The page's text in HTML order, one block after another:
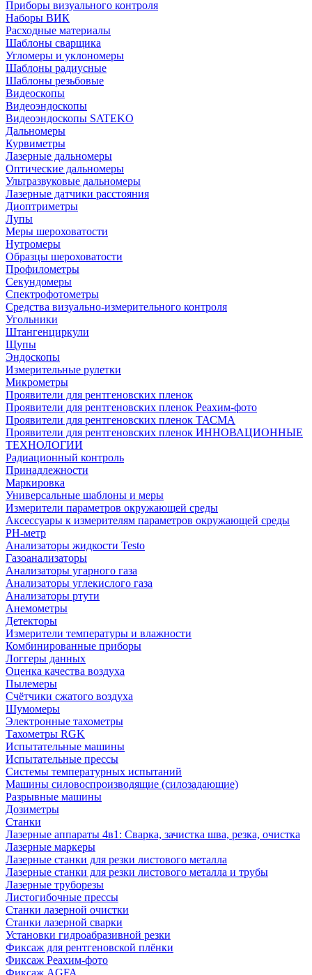
Приборы визуального контроля
Наборы ВИК
Расходные материалы
Шаблоны сварщика
Угломеры и уклономеры
Шаблоны радиусные
Шаблоны резьбовые
Видеоскопы
Видеоэндоскопы
Видеоэндоскопы SATEKO
Дальномеры
Курвиметры
Лазерные дальномеры
Оптические дальномеры
Ультразвуковые дальномеры
Лазерные датчики расстояния
Диоптриметры
Лупы
Меры шероховатости
Нутромеры
Образцы шероховатости
Профилометры
Секундомеры
Спектрофотометры
Средства визуально-измерительного контроля
Угольники
Штангенциркули
Щупы
Эндоскопы
Измерительные рулетки
Микрометры
Проявители для рентгеновских пленок
Проявители для рентгеновских пленок Реахим-фото
Проявители для рентгеновских пленок ТАСМА
Проявители для рентгеновских пленок ИННОВАЦИОННЫЕ
ТЕХНОЛОГИИ
Радиационный контроль
Принадлежности
Маркировка
Универсальные шаблоны и меры
Измерители параметров окружающей среды
Аксессуары к измерителям параметров окружающей среды
PH-метр
Анализаторы жидкости Testo
Газоанализаторы
Анализаторы угарного газа
Анализаторы углекислого газа
Анализаторы ртути
Анемометры
Детекторы
Измерители температуры и влажности
Комбинированные приборы
Логгеры данных
Оценка качества воздуха
Пылемеры
Счётчики сжатого воздуха
Шумомеры
Электронные тахометры
Тахометры RGK
Испытательные машины
Испытательные прессы
Системы температурных испытаний
Машины силовоспроизводящие (силозадающие)
Разрывные машины
Дозиметры
Станки
Лазерные аппараты 4в1: Сварка, зачистка шва, резка, очистка
Лазерные маркеры
Лазерные станки для резки листового металла
Лазерные станки для резки листового металла и трубы
Лазерные труборезы
Листогибочные прессы
Станки лазерной очистки
Станки лазерной сварки
Установки гидроабразивной резки
Фиксаж для рентгеновской плёнки
Фиксаж Реахим-фото
Фиксаж AGFA